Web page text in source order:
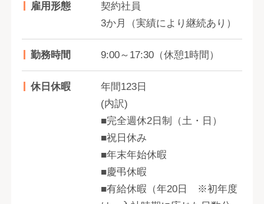
雇用形態
契約社員
3か月（実績により継続あり）
勤務時間 9:00～17:30（休憩1時間）
休日休暇
年間123日
(内訳)
■完全週休2日制（土・日）
■祝日休み
■年末年始休暇
■慶弔休暇
■有給休暇（年20日 ※初年度